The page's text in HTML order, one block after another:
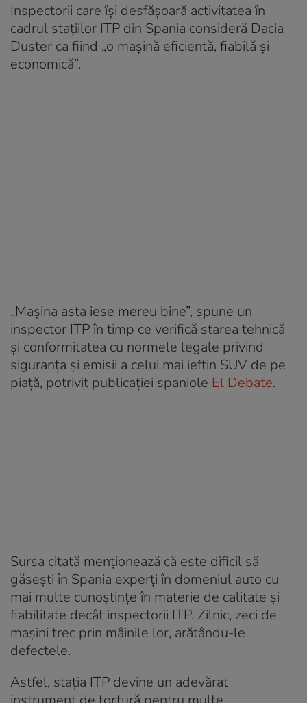
Inspectorii care își desfășoară activitatea în
cadrul stațiilor ITP din Spania consideră Dacia
Duster ca fiind „o mașină eficientă, fiabilă și
economică”.
„Mașina asta iese mereu bine”, spune un
inspector ITP în timp ce verifică starea tehnică
și conformitatea cu normele legale privind
siguranța și emisii a celui mai ieftin SUV de pe
piață, potrivit publicației spaniole El Debate.
Sursa citată menționează că este dificil să
găsești în Spania experți în domeniul auto cu
mai multe cunoștințe în materie de calitate și
fiabilitate decât inspectorii ITP. Zilnic, zeci de
mașini trec prin mâinile lor, arătându-le
defectele.
Astfel, stația ITP devine un adevărat